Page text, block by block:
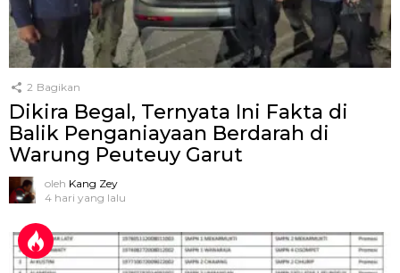
2 Bagikan
Dikira Begal, Ternyata Ini Fakta di
Balik Penganiayaan Berdarah di
Warung Peuteuy Garut
oleh Kang Zey
4 hari yang lalu